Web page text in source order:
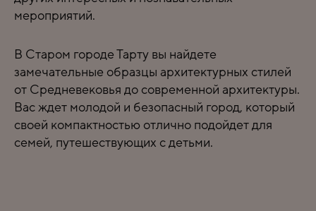
мероприятий.
В Старом городе Тарту вы найдете
замечательные образцы архитектурных стилей
от Средневековья до современной архитектуры.
Вас ждет молодой и безопасный город, который
своей компактностью отлично подойдет для
семей, путешествующих с детьми.